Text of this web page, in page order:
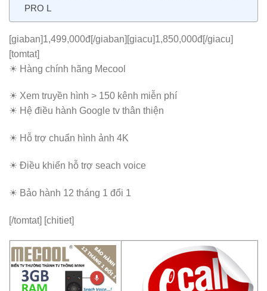
PRO L
[giaban]1,499,000đ[/giaban][giacu]1,850,000đ[/giacu]
[tomtat]
☀ Hàng chính hãng Mecool
☀ Xem truyền hình > 150 kênh miễn phí
☀ Hệ điều hành Google tv thân thiện
☀ Hỗ trợ chuẩn hình ảnh 4K
☀ Điều khiển hỗ trợ seach voice
☀ Bảo hành 12 tháng 1 đổi 1
[/tomtat] [chitiet]